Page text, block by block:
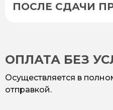
ПОСЛЕ СДАЧИ
ОПЛАТА БЕЗ
Осуществляется в
отправкой.